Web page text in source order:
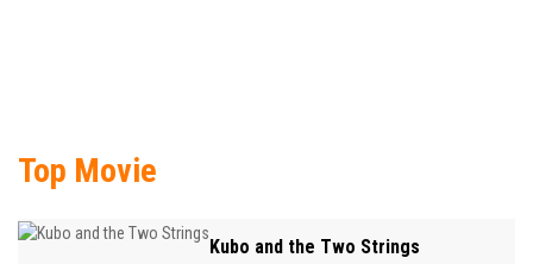
Top Movie
Kubo and the Two Strings